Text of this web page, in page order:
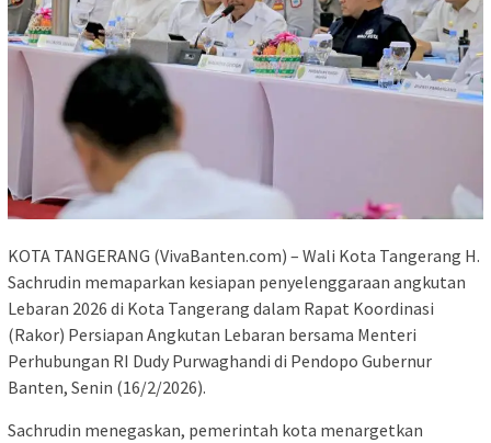
KOTA TANGERANG (VivaBanten.com) – Wali Kota Tangerang H.
Sachrudin memaparkan kesiapan penyelenggaraan angkutan
Lebaran 2026 di Kota Tangerang dalam Rapat Koordinasi
(Rakor) Persiapan Angkutan Lebaran bersama Menteri
Perhubungan RI Dudy Purwaghandi di Pendopo Gubernur
Banten, Senin (16/2/2026).
Sachrudin menegaskan, pemerintah kota menargetkan